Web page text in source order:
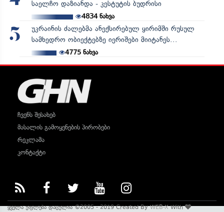
საელჩო დაზიანდა - კესტუტის ბუდრისი
4834ნახვა
5
უკრაინის ძალებმა ანექსირებულ ყირიმში რუსულ
სამხედრო ობიექტებზე იერიშები მიიტანეს...
4775ნახვა
ჩვენს შესახებ
მასალის გამოყენების პირობები
რეკლამა
კონტაქტი
ყველა უფლება დაცულია ©2005 - 2019 Created ByWEB-XWith